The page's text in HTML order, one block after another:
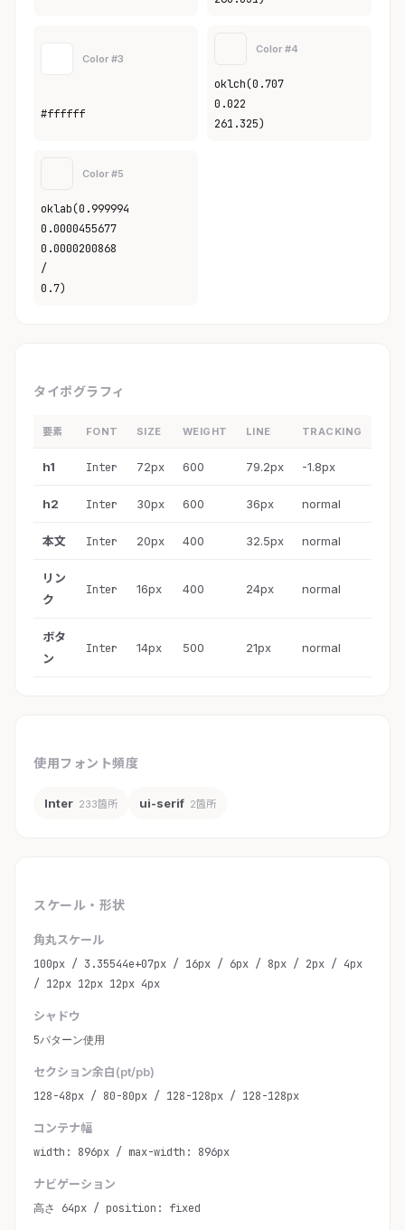
Color #3
#ffffff
Color #4
oklch(0.707
0.022
261.325)
Color #5
oklab(0.999994
0.0000455677
0.0000200868
/
0.7)
タイポグラフィ
要素 FONT SIZE WEIGHT LINE TRACKING
h1 Inter 72px 600 79.2px -1.8px
h2 Inter 30px 600 36px normal
本文 Inter 20px 400 32.5px normal
リン
ク
Inter 16px 400 24px normal
ボタ
ン
Inter 14px 500 21px normal
使用フォント頻度
Inter 233箇所 ui-serif 2箇所
スケール・形状
角丸スケール
100px / 3.35544e+07px / 16px / 6px / 8px / 2px / 4px
/ 12px 12px 12px 4px
シャドウ
5パターン使用
セクション余白(pt/pb)
128-48px / 80-80px / 128-128px / 128-128px
コンテナ幅
width: 896px / max-width: 896px
ナビゲーション
高さ 64px / position: fixed